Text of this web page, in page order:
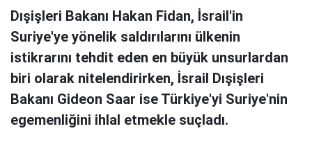
Dışişleri Bakanı Hakan Fidan, İsrail'in
Suriye'ye yönelik saldırılarını ülkenin
istikrarını tehdit eden en büyük unsurlardan
biri olarak nitelendirirken, İsrail Dışişleri
Bakanı Gideon Saar ise Türkiye'yi Suriye'nin
egemenliğini ihlal etmekle suçladı.